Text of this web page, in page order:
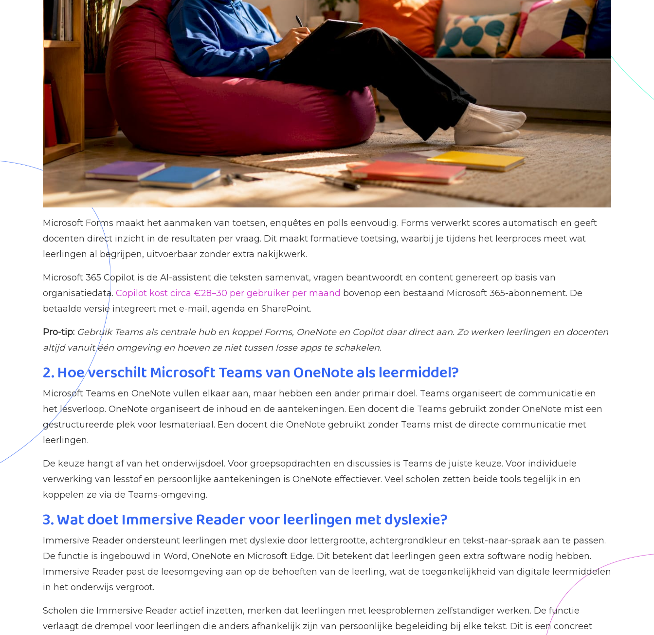
Microsoft Forms maakt het aanmaken van toetsen, enquêtes en polls eenvoudig. Forms verwerkt scores automatisch en geeft
docenten direct inzicht in de resultaten per vraag. Dit maakt formatieve toetsing, waarbij je tijdens het leerproces meet wat
leerlingen al begrijpen, uitvoerbaar zonder extra nakijkwerk.
Microsoft 365 Copilot is de AI-assistent die teksten samenvat, vragen beantwoordt en content genereert op basis van
organisatiedata. Copilot kost circa €28–30 per gebruiker per maand bovenop een bestaand Microsoft 365-abonnement. De
betaalde versie integreert met e-mail, agenda en SharePoint.
Pro-tip: Gebruik Teams als centrale hub en koppel Forms, OneNote en Copilot daar direct aan. Zo werken leerlingen en docenten
altijd vanuit één omgeving en hoeven ze niet tussen losse apps te schakelen.
2. Hoe verschilt Microsoft Teams van OneNote als leermiddel?
Microsoft Teams en OneNote vullen elkaar aan, maar hebben een ander primair doel. Teams organiseert de communicatie en
het lesverloop. OneNote organiseert de inhoud en de aantekeningen. Een docent die Teams gebruikt zonder OneNote mist een
gestructureerde plek voor lesmateriaal. Een docent die OneNote gebruikt zonder Teams mist de directe communicatie met
leerlingen.
De keuze hangt af van het onderwijsdoel. Voor groepsopdrachten en discussies is Teams de juiste keuze. Voor individuele
verwerking van lesstof en persoonlijke aantekeningen is OneNote effectiever. Veel scholen zetten beide tools tegelijk in en
koppelen ze via de Teams-omgeving.
3. Wat doet Immersive Reader voor leerlingen met dyslexie?
Immersive Reader ondersteunt leerlingen met dyslexie door lettergrootte, achtergrondkleur en tekst-naar-spraak aan te passen.
De functie is ingebouwd in Word, OneNote en Microsoft Edge. Dit betekent dat leerlingen geen extra software nodig hebben.
Immersive Reader past de leesomgeving aan op de behoeften van de leerling, wat de toegankelijkheid van digitale leermiddelen
in het onderwijs vergroot.
Scholen die Immersive Reader actief inzetten, merken dat leerlingen met leesproblemen zelfstandiger werken. De functie
verlaagt de drempel voor leerlingen die anders afhankelijk zijn van persoonlijke begeleiding bij elke tekst. Dit is een concreet